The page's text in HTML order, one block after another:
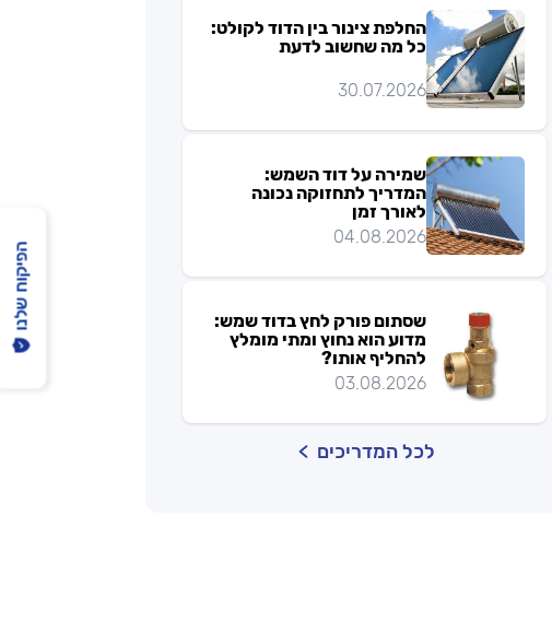
החלפת צינור בין הדוד לקולט:
כל מה שחשוב לדעת
30.07.2026
שמירה על דוד השמש:
המדריך לתחזוקה נכונה
לאורך זמן
04.08.2026
שסתום פורק לחץ בדוד שמש:
מדוע הוא נחוץ ומתי מומלץ
להחליף אותו?
03.08.2026
לכל המדריכים
הפיקוח שלנו